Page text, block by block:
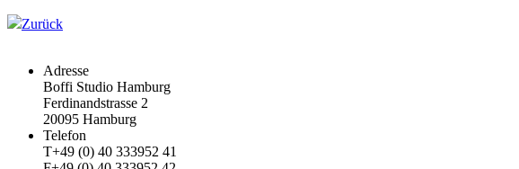
Zurück
Adresse
Boffi Studio Hamburg
Ferdinandstrasse 2
20095 Hamburg
Telefon
T+49 (0) 40 333952 41